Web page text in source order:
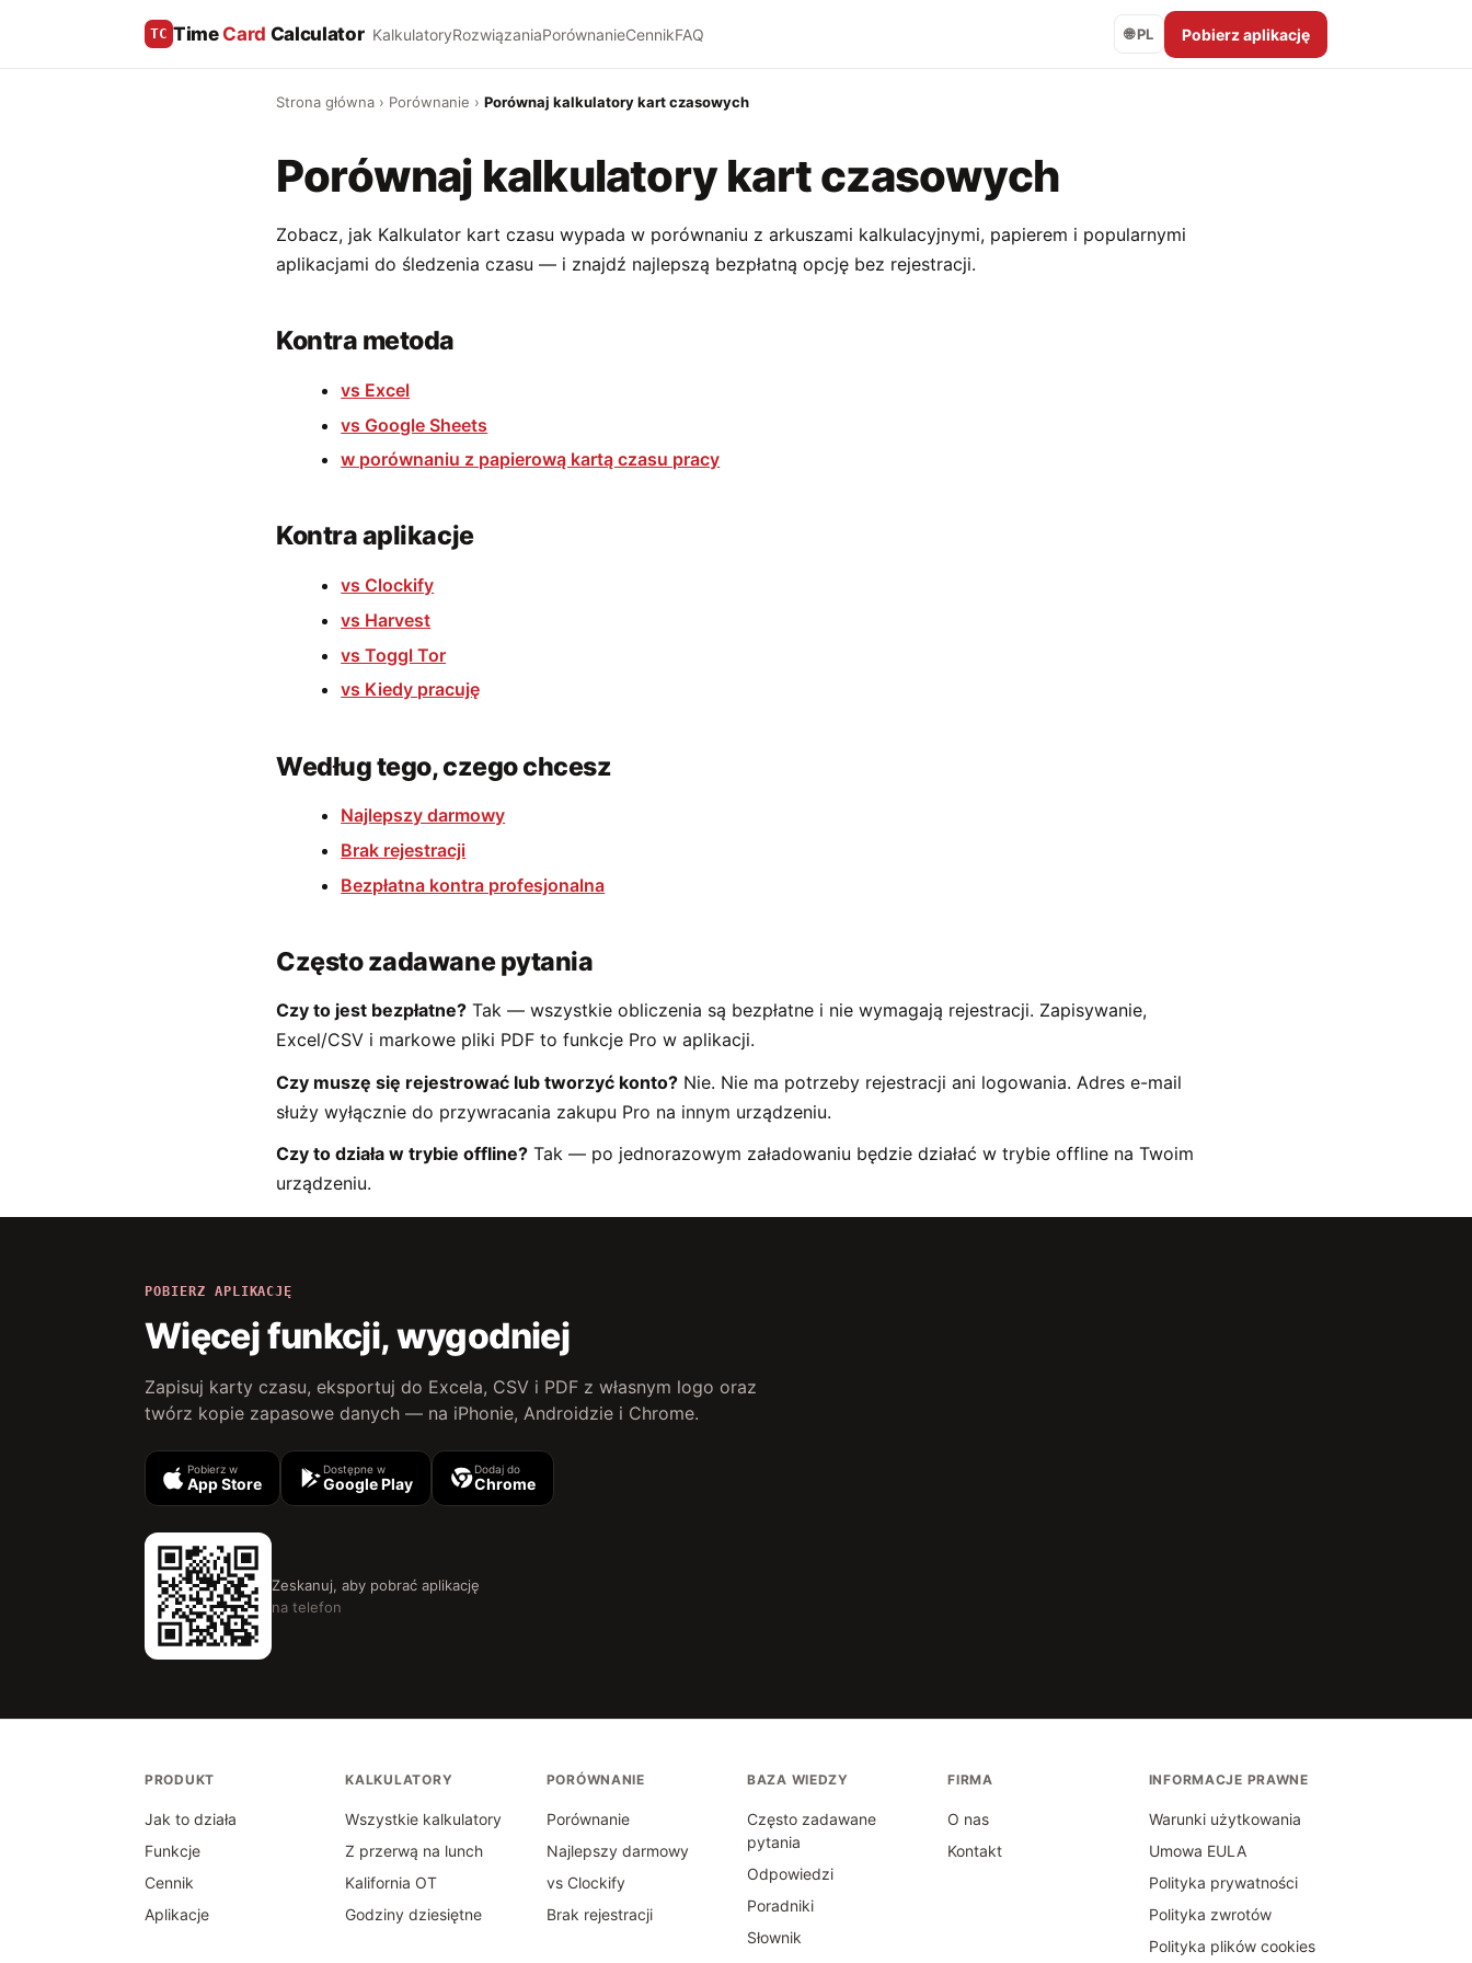
TC Time Card Calculator KalkulatoryRozwiązaniaPorównanieCennikFAQ 🌐 PL Pobierz aplikację
Strona główna › Porównanie › Porównaj kalkulatory kart czasowych
Porównaj kalkulatory kart czasowych
Zobacz, jak Kalkulator kart czasu wypada w porównaniu z arkuszami kalkulacyjnymi, papierem i popularnymi
aplikacjami do śledzenia czasu — i znajdź najlepszą bezpłatną opcję bez rejestracji.
Kontra metoda
vs Excel
vs Google Sheets
w porównaniu z papierową kartą czasu pracy
Kontra aplikacje
vs Clockify
vs Harvest
vs Toggl Tor
vs Kiedy pracuję
Według tego, czego chcesz
Najlepszy darmowy
Brak rejestracji
Bezpłatna kontra profesjonalna
Często zadawane pytania
Czy to jest bezpłatne? Tak — wszystkie obliczenia są bezpłatne i nie wymagają rejestracji. Zapisywanie,
Excel/CSV i markowe pliki PDF to funkcje Pro w aplikacji.
Czy muszę się rejestrować lub tworzyć konto? Nie. Nie ma potrzeby rejestracji ani logowania. Adres e-mail
służy wyłącznie do przywracania zakupu Pro na innym urządzeniu.
Czy to działa w trybie offline? Tak — po jednorazowym załadowaniu będzie działać w trybie offline na Twoim
urządzeniu.
POBIERZ APLIKACJĘ
Więcej funkcji, wygodniej
Zapisuj karty czasu, eksportuj do Excela, CSV i PDF z własnym logo oraz
twórz kopie zapasowe danych — na iPhonie, Androidzie i Chrome.
Pobierz w
App Store
Dostępne w
Google Play
Dodaj do
Chrome
Zeskanuj, aby pobrać aplikację
na telefon
PRODUKT
Jak to działa
Funkcje
Cennik
Aplikacje
KALKULATORY
Wszystkie kalkulatory
Z przerwą na lunch
Kalifornia OT
Godziny dziesiętne
PORÓWNANIE
Porównanie
Najlepszy darmowy
vs Clockify
Brak rejestracji
BAZA WIEDZY
Często zadawane
pytania
Odpowiedzi
Poradniki
Słownik
FIRMA
O nas
Kontakt
INFORMACJE PRAWNE
Warunki użytkowania
Umowa EULA
Polityka prywatności
Polityka zwrotów
Polityka plików cookies